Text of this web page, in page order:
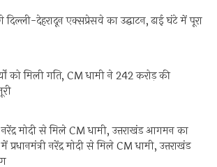
देहरादून एक्सप्रेसवे का उद्घाटन, ढाई घंटे में पूरा
को मिली गति, CM धामी ने 242 करोड़ की
नरेंद्र मोदी से मिले CM धामी, उत्तराखंड आगमन का
प्रधानमंत्री नरेंद्र मोदी से मिले CM धामी, उत्तराखंड